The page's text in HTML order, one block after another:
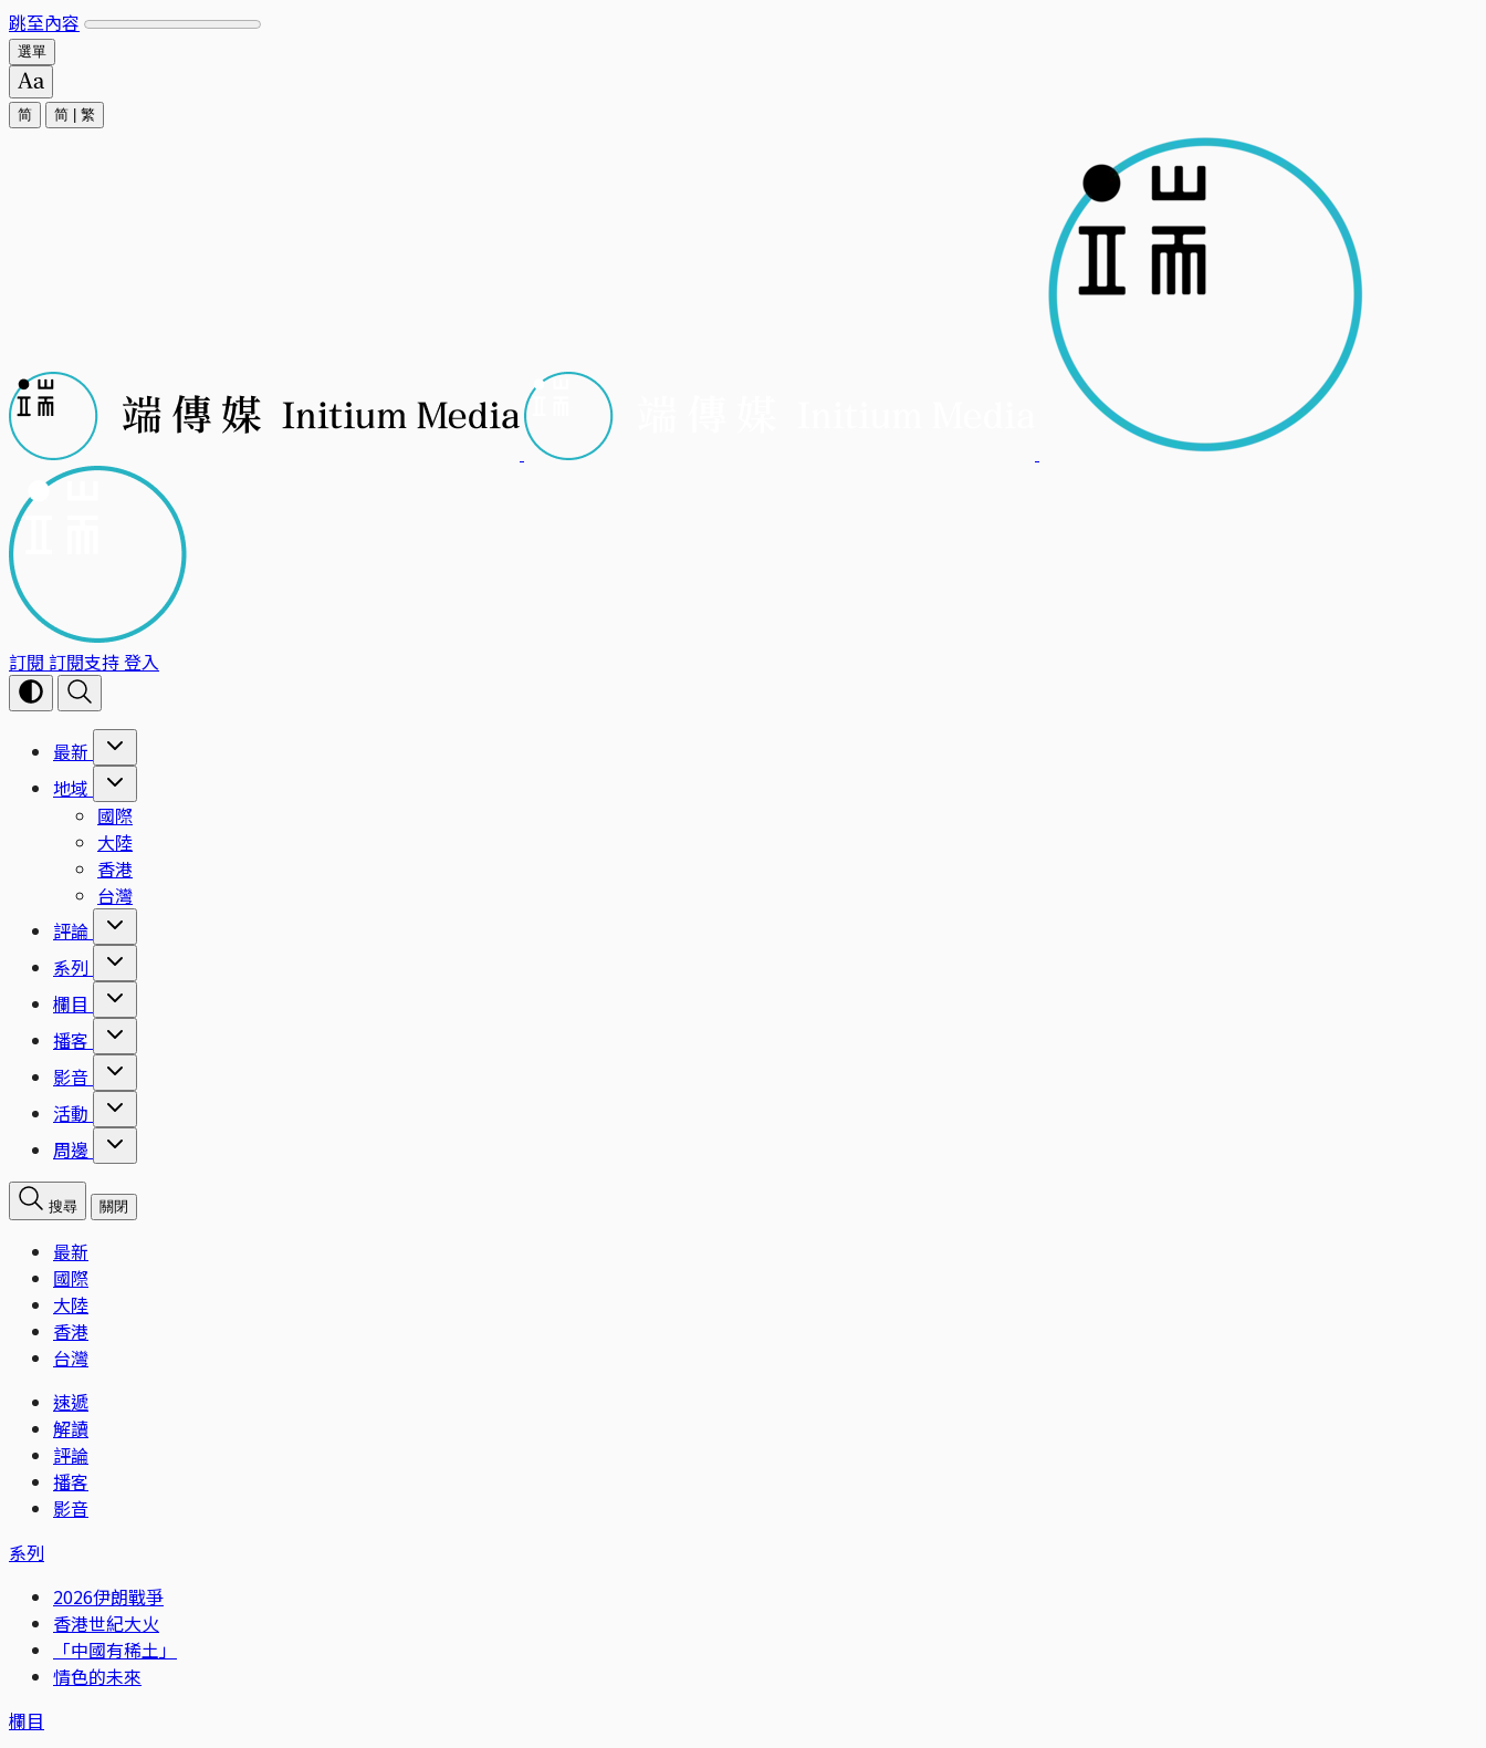
跳至內容
選單
简 简 繁
訂閱 訂閱支持登入
最新
地域
國際
大陸
香港
台灣
評論
系列
欄目
播客
影音
活動
周邊
搜尋 關閉
最新
國際
大陸
香港
台灣
速遞
解讀
評論
播客
影音
系列
2026伊朗戰爭
香港世紀大火
「中國有稀土」
情色的未來
欄目